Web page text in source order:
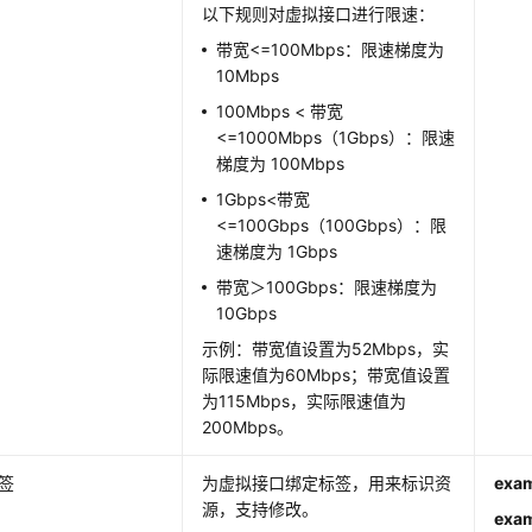
以下规则对虚拟接口进行限速：
带宽<=100Mbps：限速梯度为
10Mbps
100Mbps < 带宽
<=1000Mbps（1Gbps）：限速
梯度为 100Mbps
1Gbps<带宽
<=100Gbps（100Gbps）：限
速梯度为 1Gbps
带宽＞100Gbps：限速梯度为
10Gbps
示例：带宽值设置为52Mbps，实
际限速值为60Mbps；带宽值设置
为115Mbps，实际限速值为
200Mbps。
为虚拟接口绑定标签，用来标识资
源，支持修改。